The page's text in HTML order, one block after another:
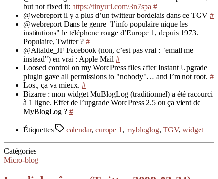
but not fixed it: https://tinyurl.com/3n7spa #
@webreport il y a plus d’un twitteur bordelais dans ce TGV #
@webreport Dans le genre "l’info populaire nique les
institutions" le téléphone rouge d’Europe 1, depuis 1973.
Populaire, Twitter ? #
@Altaide_JF Facebook (non, c’est pas vrai : "email me
instead") en vrai : Apple Mail #
Loosed control on my WordPress files after Instant Upgrade
plugin gave all permissions to "nobody"… and I’m not root. #
Lost, ça va mieux. #
Bizarre : mon widget MuBlogLog (traditionnel) a été racourci
à 1 ligne. Effet de l’upgrade WordPress 2.5 ou ça vient de
MyBlogLog ? #
Étiquettes calendar, europe 1 , mybloglog, TGV, widget
Catégories
Micro-blog